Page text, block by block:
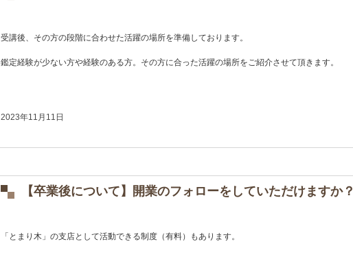
受講後、その方の段階に合わせた活躍の場所を準備しております。
鑑定経験が少ない方や経験のある方。その方に合った活躍の場所をご紹介させて頂きます。
2023年11月11日
【卒業後について】開業のフォローをしていただけますか？
「とまり木」の支店として活動できる制度（有料）もあります。